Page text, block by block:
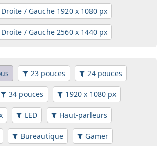
/ Gauche 1920 x 1080 px
/ Gauche 2560 x 1440 px
23 pouces 24 pouces
34 pouces 1920 x 1080 px
LED Haut-parleurs
Bureautique Gamer